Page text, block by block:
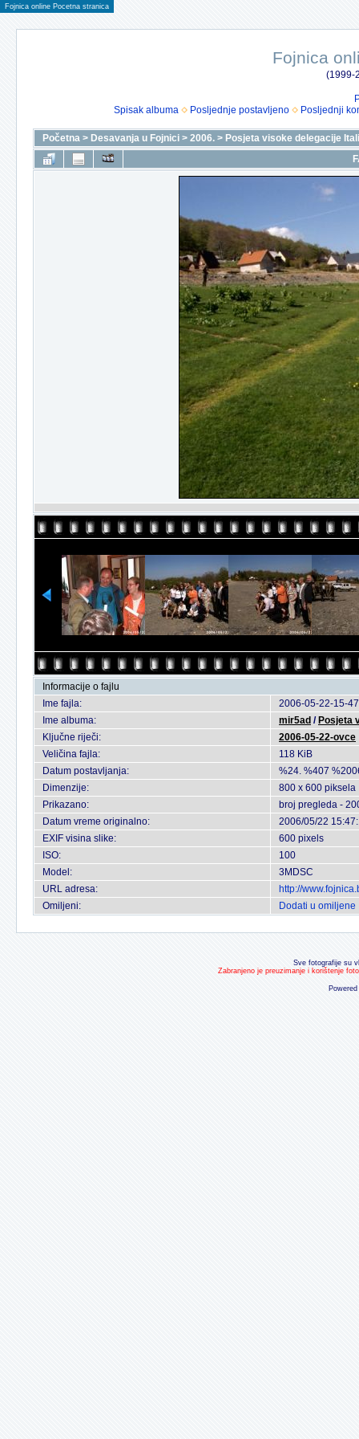
Fojnica online Pocetna stranica
Fojnica
(1999-
Spisak albuma
Posljednje postavljeno Posljednji
Početna > Desavanja u Fojnici > 2006. > Posjeta visoke delegacije
Informacije o fajlu
Ime fajla:
2006-05-22-15-
Ime albuma:
mir5ad / Posjeta
Ključne riječi:
2006-05-22-ovce
Veličina fajla:
118 KiB
Datum postavljanja:
%24. %407
Dimenzije:
800 x 600 piksela
Prikazano:
broj pregleda -
Datum vreme originalno:
2006/05/22
EXIF visina slike:
600 pixels
ISO:
100
Model:
3MDSC
URL adresa:
http://
Omiljeni:
Dodati u omiljene
Sve fotografije su
Zabranjeno je preuzimanje i korištenje